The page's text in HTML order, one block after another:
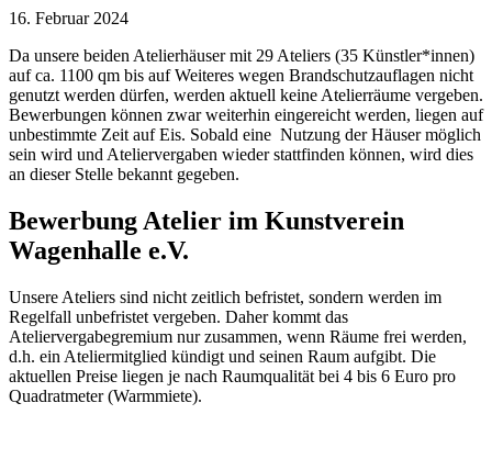
16. Februar 2024
Da unsere beiden Atelierhäuser mit 29 Ateliers (35 Künstler*innen)
auf ca. 1100 qm bis auf Weiteres wegen Brandschutzauflagen nicht
genutzt werden dürfen, werden aktuell keine Atelierräume vergeben.
Bewerbungen können zwar weiterhin eingereicht werden, liegen auf
unbestimmte Zeit auf Eis. Sobald eine Nutzung der Häuser möglich
sein wird und Ateliervergaben wieder stattfinden können, wird dies
an dieser Stelle bekannt gegeben.
Bewerbung Atelier im Kunstverein
Wagenhalle e.V.
Unsere Ateliers sind nicht zeitlich befristet, sondern werden im
Regelfall unbefristet vergeben. Daher kommt das
Ateliervergabegremium nur zusammen, wenn Räume frei werden,
d.h. ein Ateliermitglied kündigt und seinen Raum aufgibt. Die
aktuellen Preise liegen je nach Raumqualität bei 4 bis 6 Euro pro
Quadratmeter (Warmmiete).